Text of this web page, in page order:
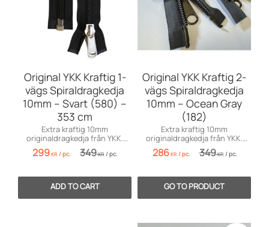
Original YKK Kraftig 1-
vägs Spiraldragkedja
10mm – Svart (580) –
353 cm
Extra kraftig 10mm
originaldragkedja från YKK.
Svart 1-vägs spiral i längden
353 cm.
299KR /pc. 349KR /pc.
Original YKK Kraftig 2-
vägs Spiraldragkedja
10mm – Ocean Gray
(182)
Extra kraftig 10mm
originaldragkedja från YKK.
Tvåvägsfunktion för båtkapell
och tält.
286KR /pc. 349KR /pc.